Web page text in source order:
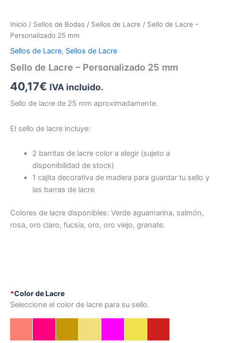
Inicio / Sellos de Bodas / Sellos de Lacre / Sello de Lacre –
Personalizado 25 mm
Sellos de Lacre, Sellos de Lacre
Sello de Lacre – Personalizado 25 mm
40,17€ IVA incluido.
Sello de lacre de 25 mm aproximadamente.
El sello de lacre incluye:
2 barritas de lacre color a elegir (sujeto a
disponibilidad de stock)
1 cajita decorativa de madera para guardar tu sello y
las barras de lacre
Colores de lacre disponibles: Verde aguamarina, salmón,
rosa, oro claro, fucsia, oro, oro viejo, granate.
*Color de Lacre
Seleccione el color de lacre para su sello.